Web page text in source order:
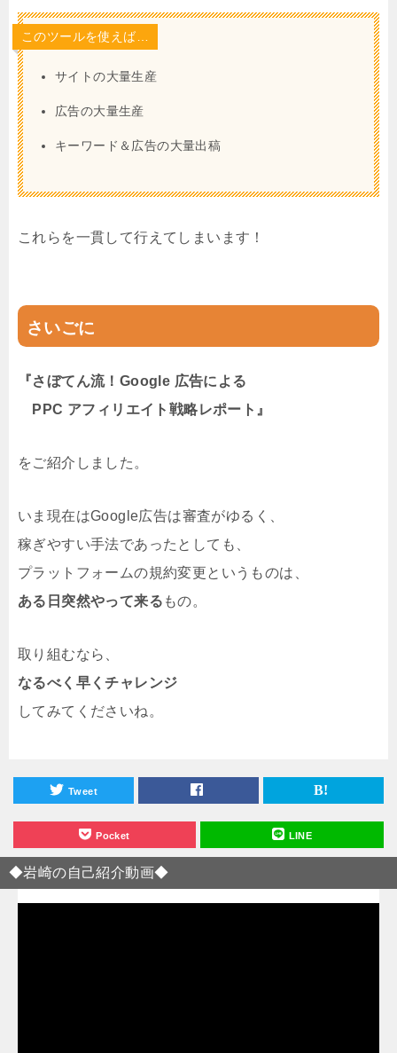
このツールを使えば…
サイトの大量生産
広告の大量生産
キーワード＆広告の大量出稿
これらを一貫して行えてしまいます！
さいごに
『さぼてん流！Google 広告による
PPC アフィリエイト戦略レポート』
をご紹介しました。
いま現在はGoogle広告は審査がゆるく、
稼ぎやすい手法であったとしても、
プラットフォームの規約変更というものは、
ある日突然やって来る もの。
取り組むなら、
なるべく早くチャレンジ
してみてくださいね。
Tweet
Pocket LINE
◆岩崎の自己紹介動画◆